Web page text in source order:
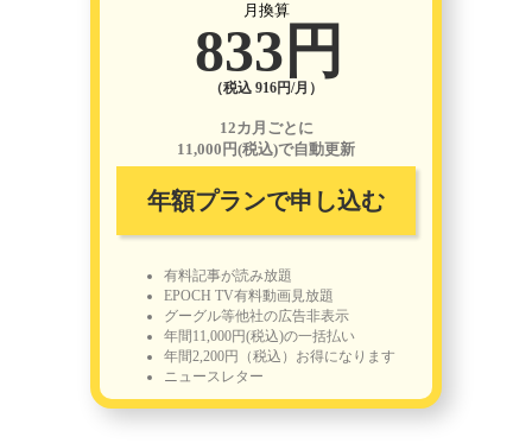
月換算
833円
（税込 916円/月）
12カ月ごとに
11,000円(税込)で自動更新
年額プランで申し込む
有料記事が読み放題
EPOCH TV有料動画見放題
グーグル等他社の広告非表示
年間11,000円(税込)の一括払い
年間2,200円（税込）お得になります
ニュースレター